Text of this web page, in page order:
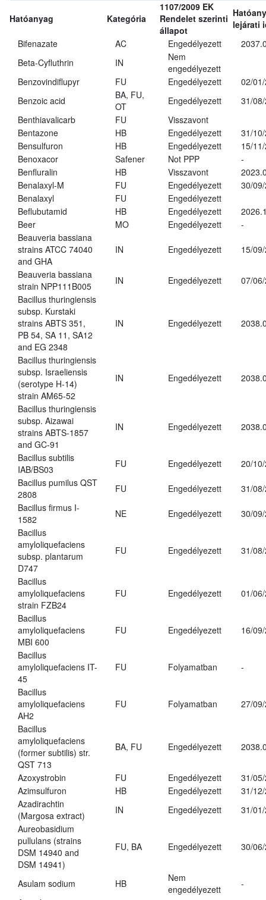
Hatóanyag Kategória
1107/2009 EK
Rendelet szerinti
állapot
lejárati
Bifenazate
AC Engedélyezett
Beta-Cyfluthrin
IN
Nem
engedélyezett
Benzovindiflupyr
FU Engedélyezett
02/
Benzoic acid
BA, FU,
OT
Engedélyezett
31/
Benthiavalicarb
FU
Visszavont
Bentazone
HB Engedélyezett
31/
Bensulfuron
HB Engedélyezett
15/
Benoxacor
Safener Not PPP
-
Benfluralin
HB Visszavont
Benalaxyl-M
FU Engedélyezett
30/
Benalaxyl
FU
Engedélyezett
Beflubutamid
HB Engedélyezett
Beer
MO Engedélyezett
-
Beauveria bassiana
strains ATCC 74040
and GHA
IN Engedélyezett 15/
Beauveria bassiana
strain NPP111B005
IN Engedélyezett
07/
Bacillus thuringiensis
subsp. Kurstaki
strains ABTS 351,
PB 54, SA 11, SA12
and EG 2348
IN Engedélyezett
Bacillus thuringiensis
subsp. Israeliensis
(serotype H-14)
strain AM65-52
IN Engedélyezett
Bacillus thuringiensis
subsp. Aizawai
strains ABTS-1857
and GC-91
IN Engedélyezett
Bacillus subtilis
IAB/BS03
FU Engedélyezett
20/
Bacillus pumilus QST
2808
FU Engedélyezett
31/
Bacillus firmus I-
1582
NE Engedélyezett
30/
Bacillus
amyloliquefaciens
subsp. plantarum
D747
FU Engedélyezett 31/
Bacillus
amyloliquefaciens
strain FZB24
FU Engedélyezett 01/
Bacillus
amyloliquefaciens
MBI 600
FU Engedélyezett 16/
Bacillus
amyloliquefaciens IT-
45
FU Folyamatban -
Bacillus
amyloliquefaciens
AH2
FU Folyamatban 27/
Bacillus
amyloliquefaciens
(former subtilis) str.
QST 713
BA, FU Engedélyezett
Azoxystrobin FU Engedélyezett
31/
Azimsulfuron
HB Engedélyezett
31/
Azadirachtin
(Margosa extract)
IN Engedélyezett
31/
Aureobasidium
pullulans (strains
DSM 14940 and
DSM 14941)
FU, BA Engedélyezett 30/
Asulam sodium HB
Nem
engedélyezett
-